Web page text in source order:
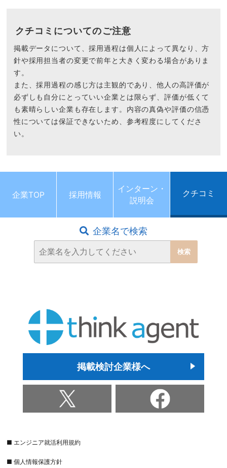
クチコミについてのご注意
掲載データについて、採用過程は個人によって異なり、方
針や採用担当者の変更で前年と大きく変わる場合がありま
す。
また、採用過程の感じ方は主観的であり、他人の高評価が
必ずしも自分にとっていい企業とは限らず、評価が低くて
も素晴らしい企業も存在します。内容の真偽や評価の信憑
性については保証できないため、参考程度にしてくださ
い。
企業TOP 採用情報
インターン・
説明会
クチコミ
企業名で検索
掲載検討企業様へ
■ エンジニア就活利用規約
■ 個人情報保護方針